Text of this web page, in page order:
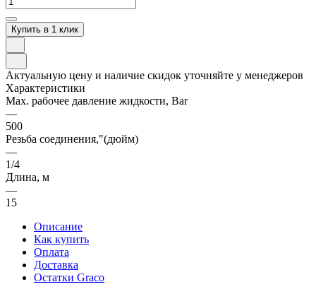
Купить в 1 клик
Актуальную цену и наличие скидок уточняйте у менеджеров
Характеристики
Max. рабочее давление жидкости, Bar
—
500
Резьба соединения,"(дюйм)
—
1/4
Длина, м
—
15
Описание
Как купить
Оплата
Доставка
Остатки Graco